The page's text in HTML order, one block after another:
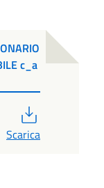
c_a
Scarica